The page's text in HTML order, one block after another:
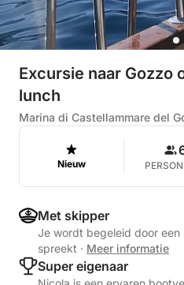
Excursie naar Gozzo
lunch
Marina di Castellammare del
Nieuw
Met skipper
Je wordt begeleid door een
spreekt · Meer informatie
Super eigenaar